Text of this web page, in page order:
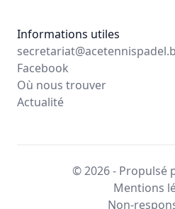
Informations utiles
Facebook
Où nous trouver
Actualité
© 2026 - Propulsé
Mentions
Non-